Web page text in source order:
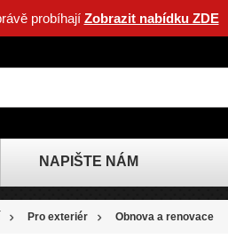
probíhají Zobrazit nabídku ZDE
NAPIŠTE NÁM
Pro exteriér Obnova a renovace